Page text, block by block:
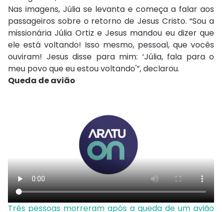
Nas imagens, Júlia se levanta e começa a falar aos
passageiros sobre o retorno de Jesus Cristo. “Sou a
missionária Júlia Ortiz e Jesus mandou eu dizer que
ele está voltando! Isso mesmo, pessoal, que vocês
ouviram! Jesus disse para mim: ‘Júlia, fala para o
meu povo que eu estou voltando'”, declarou.
Queda de avião
Três pessoas morreram após a queda de um avião